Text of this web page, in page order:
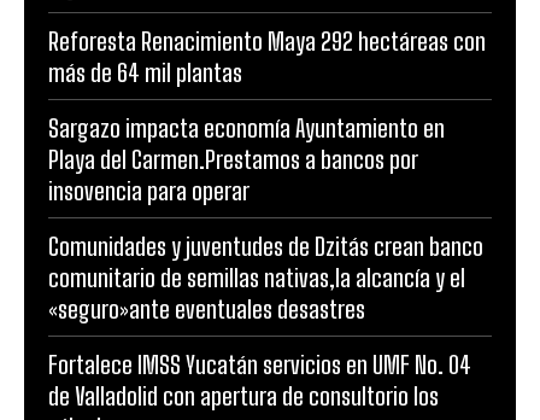
Reforesta Renacimiento Maya 292 hectáreas con
más de 64 mil plantas
Sargazo impacta economía Ayuntamiento en
Playa del Carmen.Prestamos a bancos por
insovencia para operar
Comunidades y juventudes de Dzitás crean banco
comunitario de semillas nativas,la alcancía y el
«seguro»ante eventuales desastres
Fortalece IMSS Yucatán servicios en UMF No. 04
de Valladolid con apertura de consultorio los